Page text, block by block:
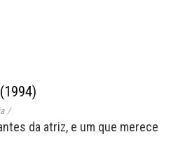
/
da atriz, e um que merece